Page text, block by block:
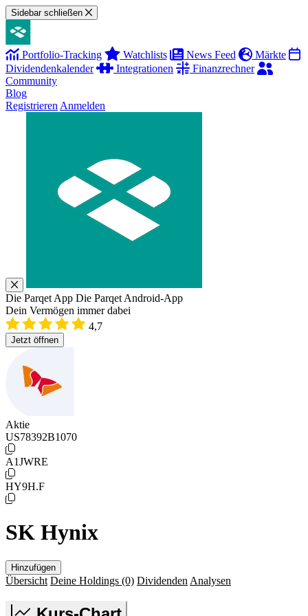
Sidebar schließen
Portfolio-Tracking Watchlists News Feed
Märkte
Dividendenkalender
Integrationen
Finanzrechner
Community
Blog
Registrieren Anmelden
Die Parqet App Die Parqet Android-App
Dein Vermögen immer dabei
4,7
Jetzt öffnen
Aktie
US78392B1070
A1JWRE
HY9H.F
SK Hynix
Hinzufügen
Übersicht Deine Holdings (0) Dividenden Analysen